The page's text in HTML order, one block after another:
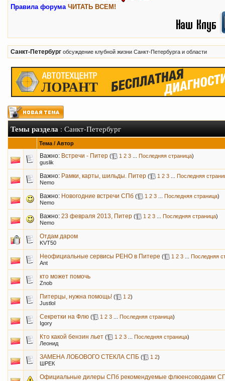
Правила форума ЧИТАТЬ ВСЕМ!
Санкт-Петербург обсуждение клубной жизни Санкт-Петербурга и области
Темы раздела: Санкт-Петербург
Тема / Автор
Важно: Встречи - Питер ( 1 2 3 Последняя страница)
guslik
Важно: Рамки, карты, шильды. Питер ( 1 2 3
Последняя
Nemo
Важно: Новогодние встречи СПб ( 1 2 3 Последняя страница)
Nemo
Важно: 23 февраля 2013, Питер ( 1 2 3 Последняя страница)
Nemo
Отдам даром
KVT50
Неофициальные сервисы РЕНО в Питере ( 1 2 3
Последняя
Ant
кто может помочь
Znob
Питерцы, нужна помощь! ( 1 2)
Justlol
Секретки на Флю ( 1 2 3 Последняя страница)
Igory
Кто какой бензин льет ( 1 2 3 Последняя страница)
Леонид
ЗАМЕНА ЛОБОВОГО СТЕКЛА СПБ ( 1 2)
ШРЕК
Официальные дилеры СПб рекомендуемые флюенсоводами